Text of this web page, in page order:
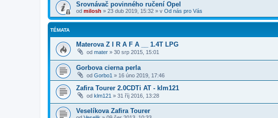
Srovnávač povinného ručení Opel
od milosh » 23 dub 2019, 15:32 » v Od nás pro Vás
TÉMATA
Materova Z I R A F A __ 1.4T LPG
od mater » 30 srp 2015, 15:01
Gorbova cierna perla
od Gorbo1 » 16 úno 2019, 17:46
Zafira Tourer 2.0CDTi AT - klm121
od klm121 » 31 říj 2016, 13:28
Veselíkova Zafira Tourer